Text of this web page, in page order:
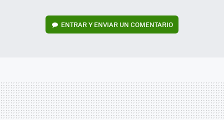
ENTRAR Y ENVIAR UN COMENTARIO